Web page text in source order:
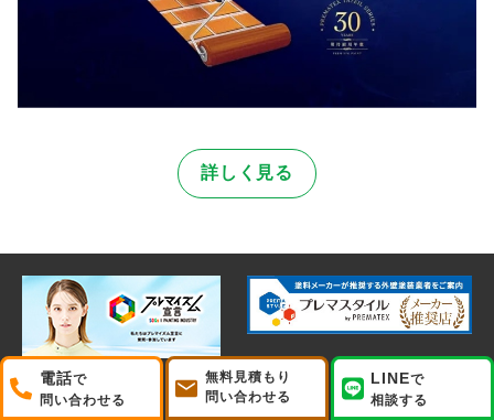
電話で
問い合わせる
無料見積もり
問い合わせる
LINEで
相談する
詳しく見る
©未来美創 株式会社